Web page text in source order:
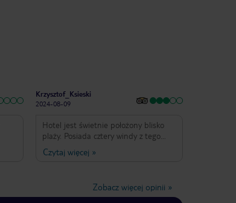
Krzysztof_Ksieski
2024-08-09
Hotel jest świetnie położony blisko
plaży. Posiada cztery windy z tego
jedna nieczynna. Lobby jest bardzo
ładne. Pokoje niestety juz trochę
Kolacje bardzo smaczne. W pokoju nie
Czytaj więcej »
Zobacz więcej opinii »